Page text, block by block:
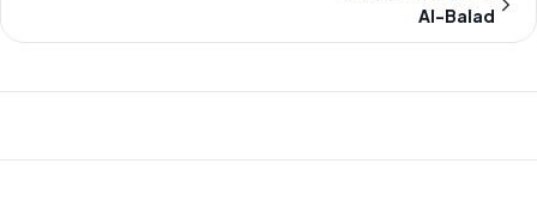
Al-Balad